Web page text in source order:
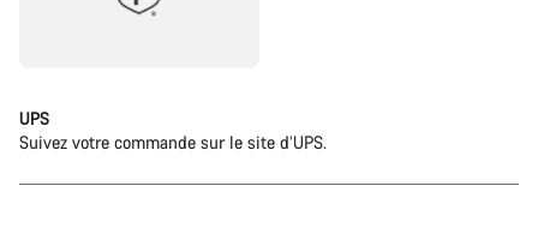
UPS
Suivez votre commande sur le site d’UPS.